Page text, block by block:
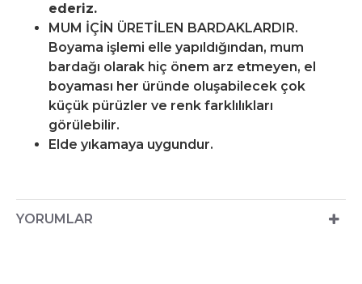
ederiz.
MUM İÇİN ÜRETİLEN BARDAKLARDIR.
Boyama işlemi elle yapıldığından, mum
bardağı olarak hiç önem arz etmeyen, el
boyaması her üründe oluşabilecek çok
küçük pürüzler ve renk farklılıkları
görülebilir.
Elde yıkamaya uygundur.
YORUMLAR